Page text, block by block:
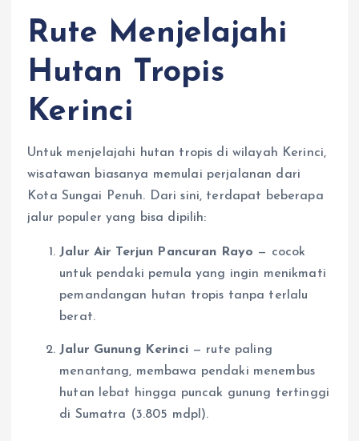
Rute Menjelajahi
Hutan Tropis
Kerinci
Untuk menjelajahi hutan tropis di wilayah Kerinci,
wisatawan biasanya memulai perjalanan dari
Kota Sungai Penuh. Dari sini, terdapat beberapa
jalur populer yang bisa dipilih:
Jalur Air Terjun Pancuran Rayo — cocok
untuk pendaki pemula yang ingin menikmati
pemandangan hutan tropis tanpa terlalu
berat.
Jalur Gunung Kerinci— rute paling
menantang, membawa pendaki menembus
hutan lebat hingga puncak gunung tertinggi
di Sumatra (3.805 mdpl).